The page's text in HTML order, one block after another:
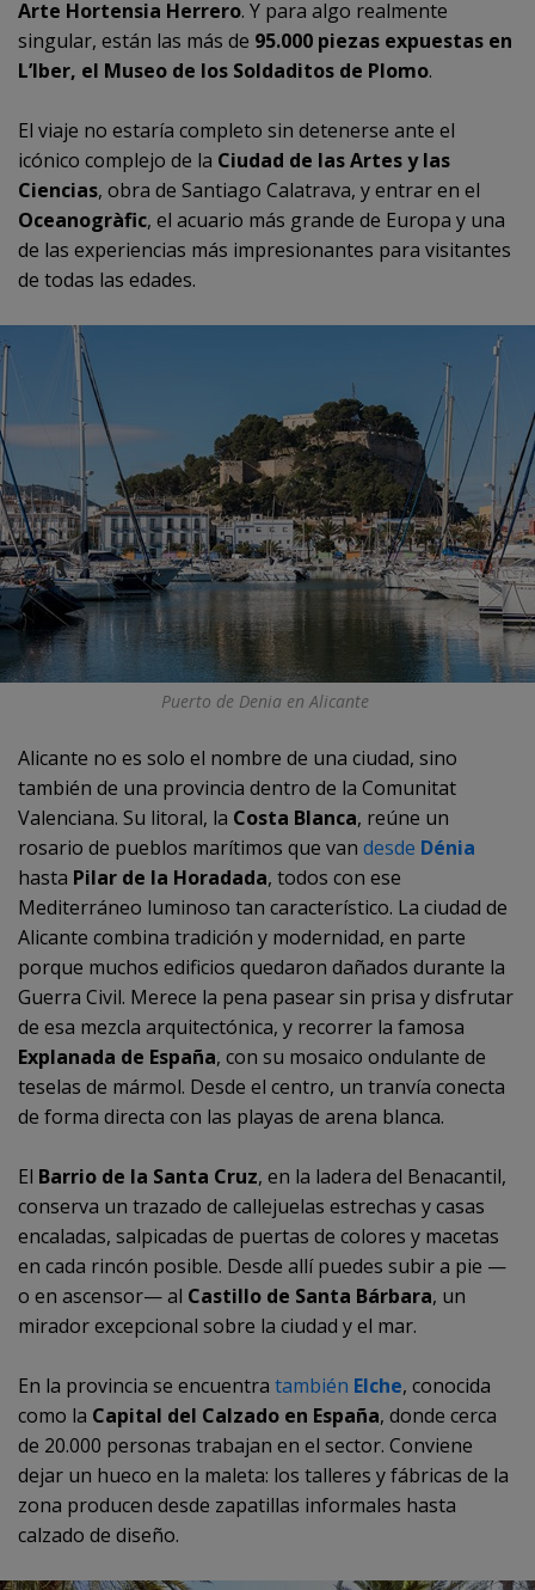
Arte Hortensia Herrero. Y para algo realmente
singular, están las más de 95.000 piezas expuestas en
L’Iber, el Museo de los Soldaditos de Plomo.
El viaje no estaría completo sin detenerse ante el
icónico complejo de la Ciudad de las Artes y las
Ciencias, obra de Santiago Calatrava, y entrar en el
Oceanogràfic, el acuario más grande de Europa y una
de las experiencias más impresionantes para visitantes
de todas las edades.
Puerto de Denia en Alicante
Alicante no es solo el nombre de una ciudad, sino
también de una provincia dentro de la Comunitat
Valenciana. Su litoral, la Costa Blanca, reúne un
rosario de pueblos marítimos que van desde Dénia
hasta Pilar de la Horadada, todos con ese
Mediterráneo luminoso tan característico. La ciudad de
Alicante combina tradición y modernidad, en parte
porque muchos edificios quedaron dañados durante la
Guerra Civil. Merece la pena pasear sin prisa y disfrutar
de esa mezcla arquitectónica, y recorrer la famosa
Explanada de España, con su mosaico ondulante de
teselas de mármol. Desde el centro, un tranvía conecta
de forma directa con las playas de arena blanca.
El Barrio de la Santa Cruz, en la ladera del Benacantil,
conserva un trazado de callejuelas estrechas y casas
encaladas, salpicadas de puertas de colores y macetas
en cada rincón posible. Desde allí puedes subir a pie —
o en ascensor— al Castillo de Santa Bárbara, un
mirador excepcional sobre la ciudad y el mar.
En la provincia se encuentra también Elche, conocida
como la Capital del Calzado en España, donde cerca
de 20.000 personas trabajan en el sector. Conviene
dejar un hueco en la maleta: los talleres y fábricas de la
zona producen desde zapatillas informales hasta
calzado de diseño.